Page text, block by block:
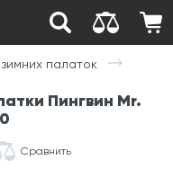
палаток
Пингвин Mr.
Сравнить